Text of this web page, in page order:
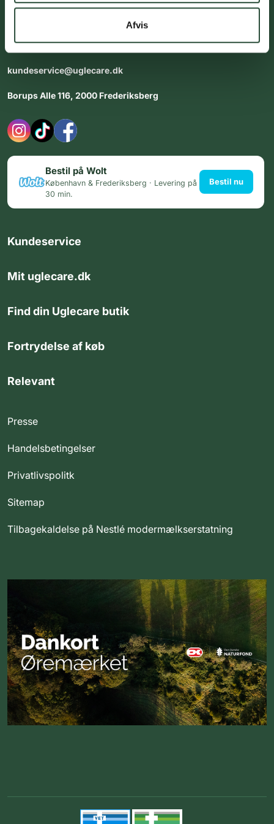
Afvis
dig med personlig rådgiving - alle dage.
Åbningstider i butikken:Alle dage 8:00 - 22:00
kundeservice@uglecare.dk
Borups Alle 116, 2000 Frederiksberg
Bestil på Wolt
København & Frederiksberg · Levering på
30 min.
Bestil nu
Kundeservice
Mit uglecare.dk
Find din Uglecare butik
Fortrydelse af køb
Relevant
Presse
Handelsbetingelser
Privatlivspolitk
Sitemap
Tilbagekaldelse på Nestlé modermælkserstatning